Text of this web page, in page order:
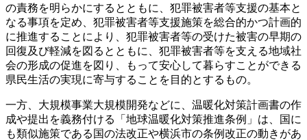
の責務を明らかにするとともに、犯罪被害者等支援の基本と
なる事項を定め、犯罪被害者等支援施策を総合的かつ計画的
に推進することにより、犯罪被害者等の受けた被害の早期の
回復及び軽減を図るとともに、犯罪被害者等を支える地域社
会の形成の促進を図り、もって安心して暮らすことができる
県民生活の実現に寄与することを目的とするもの。
一方、大規模事業大規模開発などに、温暖化対策計画書の作
成や提出を義務付ける「地球温暖化対策推進条例」は、国に
も類似施策である国の法改正や横浜市の条例改正の動きがあ